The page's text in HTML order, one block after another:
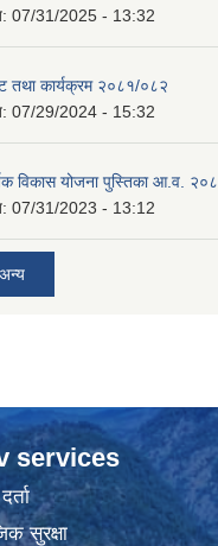
07/31/2025 - 13:32
तथा कार्यक्रम २०८१/०८२
07/29/2024 - 15:32
विकास योजना पुस्तिका आ.व.
07/31/2023 - 13:12
अन्य
services
सुरक्षा